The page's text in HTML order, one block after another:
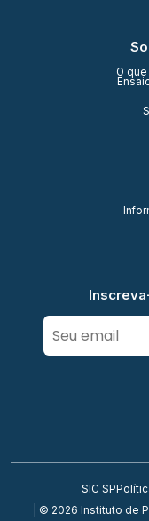
O
SIC SP
| © 2026 Instituto de